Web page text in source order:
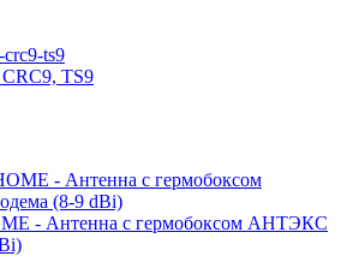
TS9
- Антенна с гермобоксом АНТЭКС